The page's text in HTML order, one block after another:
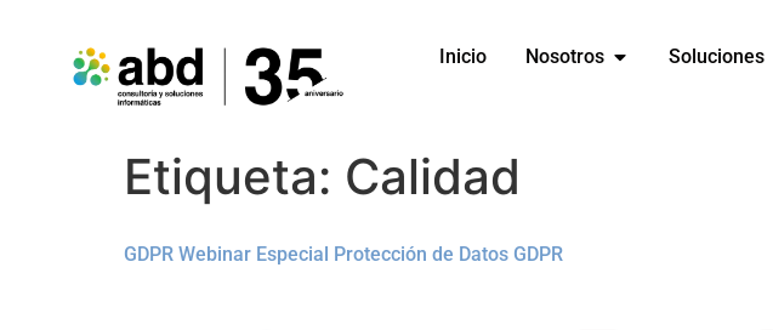
Inicio Nosotros Soluciones
Etiqueta: Calidad
GDPR Webinar Especial Protección de Datos GDPR